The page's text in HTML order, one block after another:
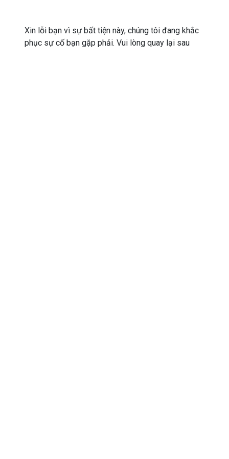
Xin lỗi bạn vì sự bất tiện này, chúng tôi đang khắc
phục sự cố bạn gặp phải. Vui lòng quay lại sau